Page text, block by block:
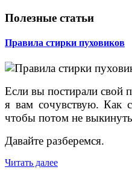
Полезные статьи
Правила стирки пуховиков
Если вы постирали свой
я вам сочувствую. Как
чтобы потом не
Давайте разберемся.
Читать далее